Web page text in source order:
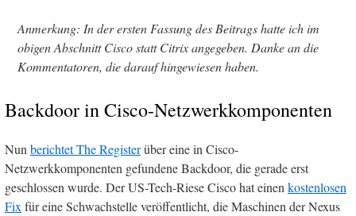
Anmerkung: In der ersten Fassung des Beitrags hatte ich im
obigen Abschnitt Cisco statt Citrix angegeben. Danke an die
Kommentatoren, die darauf hingewiesen haben.
Backdoor in Cisco-Netzwerkkomponenten
Nunberichtet The Registerüber eine in Cisco-
Netzwerkkomponenten gefundene Backdoor, die gerade erst
geschlossen wurde. Der US-Tech-Riese Cisco hat einenkostenlosen
Fixfür eine Schwachstelle veröffentlicht, die Maschinen der Nexus